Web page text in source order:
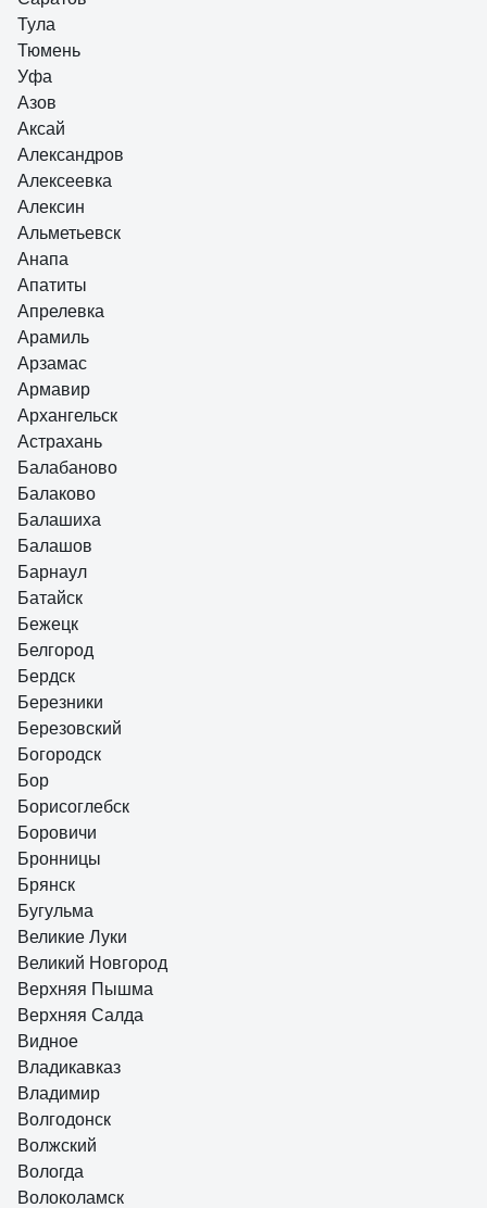
Тула
Тюмень
Уфа
Азов
Аксай
Александров
Алексеевка
Алексин
Альметьевск
Анапа
Апатиты
Апрелевка
Арамиль
Арзамас
Армавир
Архангельск
Астрахань
Балабаново
Балаково
Балашиха
Балашов
Барнаул
Батайск
Бежецк
Белгород
Бердск
Березники
Березовский
Богородск
Бор
Борисоглебск
Боровичи
Бронницы
Брянск
Бугульма
Великие Луки
Великий Новгород
Верхняя Пышма
Верхняя Салда
Видное
Владикавказ
Владимир
Волгодонск
Волжский
Вологда
Волоколамск